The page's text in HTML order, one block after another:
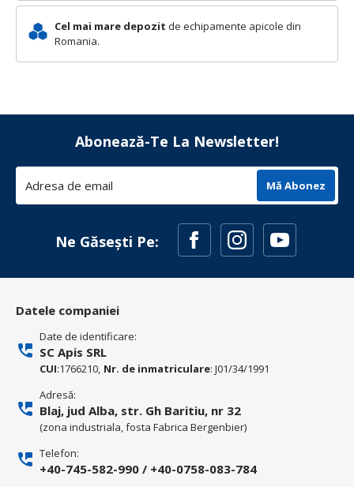
Cel mai mare depozit de echipamente apicole din
Romania.
Abonează-Te La Newsletter!
Mă Abonez
Ne Găsești Pe:
Datele companiei
Date de identificare:
SC Apis SRL
CUI:1766210, Nr. de inmatriculare: J01/34/1991
Adresă:
Blaj, jud Alba, str. Gh Baritiu, nr 32
(zona industriala, fosta Fabrica Bergenbier)
Telefon:
+40-745-582-990 / +40-0758-083-784